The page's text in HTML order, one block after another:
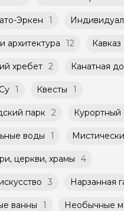
Эркен 1
архитектура 12 Кавказ
хребет 2 Канатная
1 Квесты 1
парк 2 Курортный
воды 1
церкви, храмы 4
3 Нарзанная
ванны 1 Необычные